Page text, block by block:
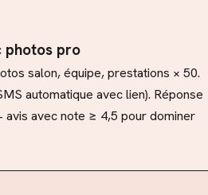
photos pro
salon, équipe, prestations × 50.
automatique avec lien). Réponse
avis avec note ≥ 4,5 pour dominer